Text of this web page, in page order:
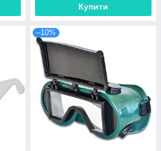
Купити
–10%